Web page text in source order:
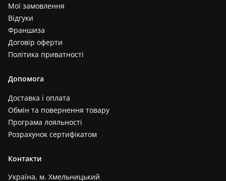
Мої замовлення
Відгуки
Франшиза
Договір оферти
Політика приватності
Допомога
Доставка і оплата
Обмін та повернення товару
Програма лояльності
Розрахунок сертифікатом
Контакти
Україна, м. Хмельницький